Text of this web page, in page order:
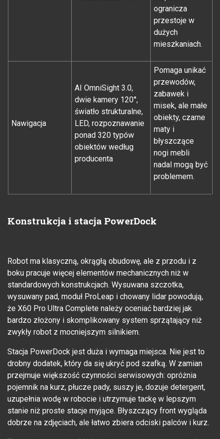
ogranicza
przestoje w
dużych
mieszkaniach.
Nawigacja
AI OmniSight 3.0,
dwie kamery 120°,
światło strukturalne,
LED, rozpoznawanie
ponad 320 typów
obiektów według
producenta
Pomaga unikać
przewodów,
zabawek i
misek, ale małe
obiekty, czarne
maty i
błyszczące
nogi mebli
nadal mogą być
problemem.
Konstrukcja i stacja PowerDock
Robot ma klasyczną, okrągłą obudowę, ale z przodu i z
boku pracuje więcej elementów mechanicznych niż w
standardowych konstrukcjach. Wysuwana szczotka,
wysuwany pad, moduł ProLeap i chowany lidar powodują,
że X60 Pro Ultra Complete należy oceniać bardziej jak
bardzo złożony i skomplikowany system sprzątający niż
zwykły robot z mocniejszym silnikiem.
Stacja PowerDock jest duża i wymaga miejsca. Nie jest to
drobny dodatek, który da się ukryć pod szafką. W zamian
przejmuje większość czynności serwisowych: opróżnia
pojemnik na kurz, płucze pady, suszy je, dozuje detergent,
uzupełnia wodę w robocie i utrzymuje tackę w lepszym
stanie niż proste stacje myjące. Błyszczący front wygląda
dobrze na zdjęciach, ale łatwo zbiera odciski palców i kurz.